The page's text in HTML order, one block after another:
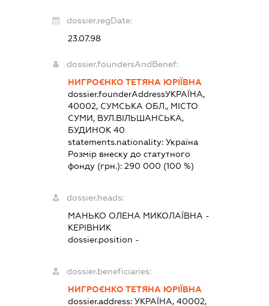
dossier.regDate:
23.07.98
dossier.foundersAndBenef:
НИГРОЄНКО ТЕТЯНА ЮРІЇВНА
dossier.founderAddressУКРАЇНА,
40002, СУМСЬКА ОБЛ., МІСТО
СУМИ, ВУЛ.ВІЛЬШАНСЬКА,
БУДИНОК 40
statements.nationality: Україна
Розмір внеску до статутного
фонду (грн.): 290 000 (100 %)
dossier.heads:
МАНЬКО ОЛЕНА МИКОЛАЇВНА -
КЕРІВНИК
dossier.position -
dossier.beneficiaries:
НИГРОЄНКО ТЕТЯНА ЮРІЇВНА
dossier.address: УКРАЇНА, 40002,